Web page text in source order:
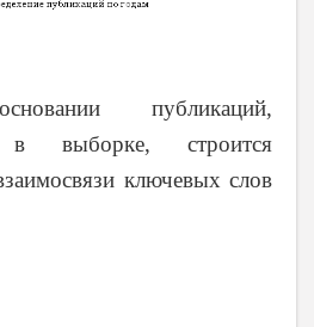
публикаций,
в выборкe, строится
ключевых слов